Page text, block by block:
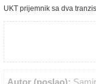
UKT prijemnik sa dva
Autor (poslao): Samir